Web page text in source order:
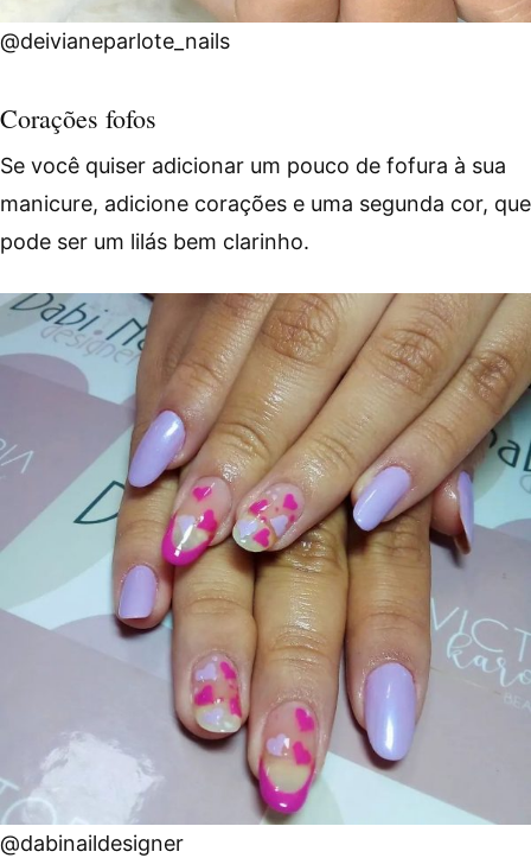
@deivianeparlote_nails
Corações fofos
Se você quiser adicionar um pouco de fofura à sua
manicure, adicione corações e uma segunda cor, que
pode ser um lilás bem clarinho.
@dabinaildesigner